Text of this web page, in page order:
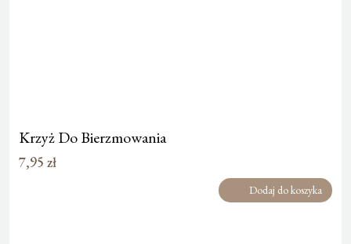
Krzyż Do Bierzmowania
7,95 zł
Dodaj do koszyka